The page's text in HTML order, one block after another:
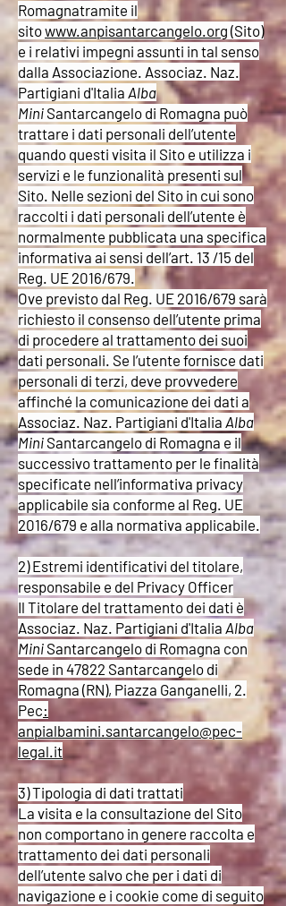
Romagnatramite il
sitowww.anpisantarcangelo.org (Sito)
e i relativi impegni assunti in tal senso
dalla Associazione. Associaz. Naz.
Partigiani d'Italia Alba
Mini Santarcangelo di Romagna può
trattare i dati personali dell’utente
quando questi visita il Sito e utilizza i
servizi e le funzionalità presenti sul
Sito. Nelle sezioni del Sito in cui sono
raccolti i dati personali dell’utente è
normalmente pubblicata una specifica
informativa ai sensi dell’art. 13 /15 del
Reg. UE 2016/679.
Ove previsto dal Reg. UE 2016/679 sarà
richiesto il consenso dell’utente prima
di procedere al trattamento dei suoi
dati personali. Se l’utente fornisce dati
personali di terzi, deve provvedere
affinché la comunicazione dei dati a
Associaz. Naz. Partigiani d'Italia Alba
Mini Santarcangelo di Romagna e il
successivo trattamento per le finalità
specificate nell’informativa privacy
applicabile sia conforme al Reg. UE
2016/679 e alla normativa applicabile.
2) Estremi identificativi del titolare,
responsabile e del Privacy Officer
Il Titolare del trattamento dei dati è
Associaz. Naz. Partigiani d'Italia Alba
Mini Santarcangelo di Romagna con
sede in 47822 Santarcangelo di
Romagna (RN), Piazza Ganganelli, 2.
Pec:
anpialbamini.santarcangelo@pec-
legal.it
3) Tipologia di dati trattati
La visita e la consultazione del Sito
non comportano in genere raccolta e
trattamento dei dati personali
dell’utente salvo che per i dati di
navigazione e i cookie come di seguito